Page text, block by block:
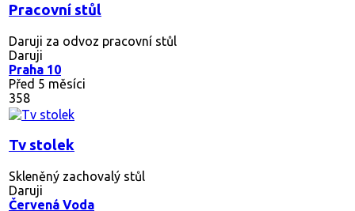
Pracovní stůl
Daruji za odvoz pracovní stůl
Daruji
Praha 10
Před 5 měsíci
358
Tv stolek
Skleněný zachovalý stůl
Daruji
Červená Voda